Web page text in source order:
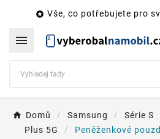
 Vše, co potřebujete pro

Domů Samsung Série S
Plus 5G
Peněženkové